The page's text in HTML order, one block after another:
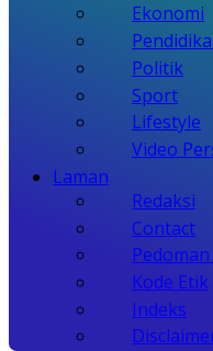
Ekonomi
Politik
Sport
Lifestyle
Video
Laman
Redaksi
Contact
Kode Etik
Indeks